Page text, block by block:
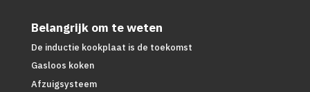
Belangrijk om te weten
De inductie kookplaat is de toekomst
Gasloos koken
Afzuigsysteem